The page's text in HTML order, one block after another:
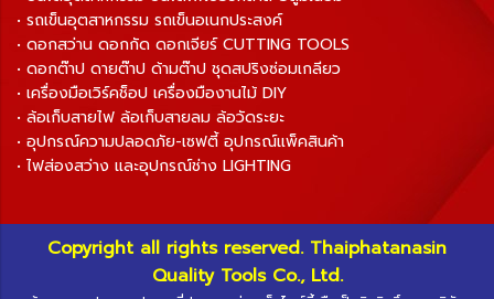
• รถเข็นอุตสาหกรรม รถเข็นอเนกประสงค์
• ดอกสว่าน ดอกกัด ดอกเจียร์ CUTTING TOOLS
• ดอกต๊าป ดายต๊าป ด้ามต๊าป ชุดสปริงซ่อมเกลียว
• เครื่องมือเวิร์คช็อป เครื่องมืองานไม้ DIY
• ล้อเก็บสายไฟ ล้อเก็บสายลม ล้อวัดระยะ
• อุปกรณ์ความปลอดภัย-เซฟตี้ อุปกรณ์แพ็คสินค้า
• ไฟส่องสว่าง และอุปกรณ์ช่าง LIGHTING
Copyright all rights reserved. Thaiphatanasin
Quality Tools Co., Ltd.